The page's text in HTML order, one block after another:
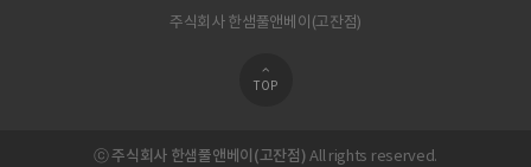
주식회사 한샘풀앤베이(고잔점)
TOP
ⓒ주식회사 한샘풀앤베이(고잔점) All rights reserved.